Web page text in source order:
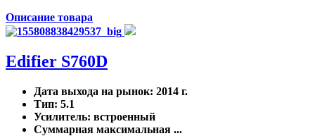
Описание товара
Edifier S760D
Дата выхода на рынок: 2014 г.
Тип: 5.1
Усилитель: встроенный
Суммарная максимальная ...